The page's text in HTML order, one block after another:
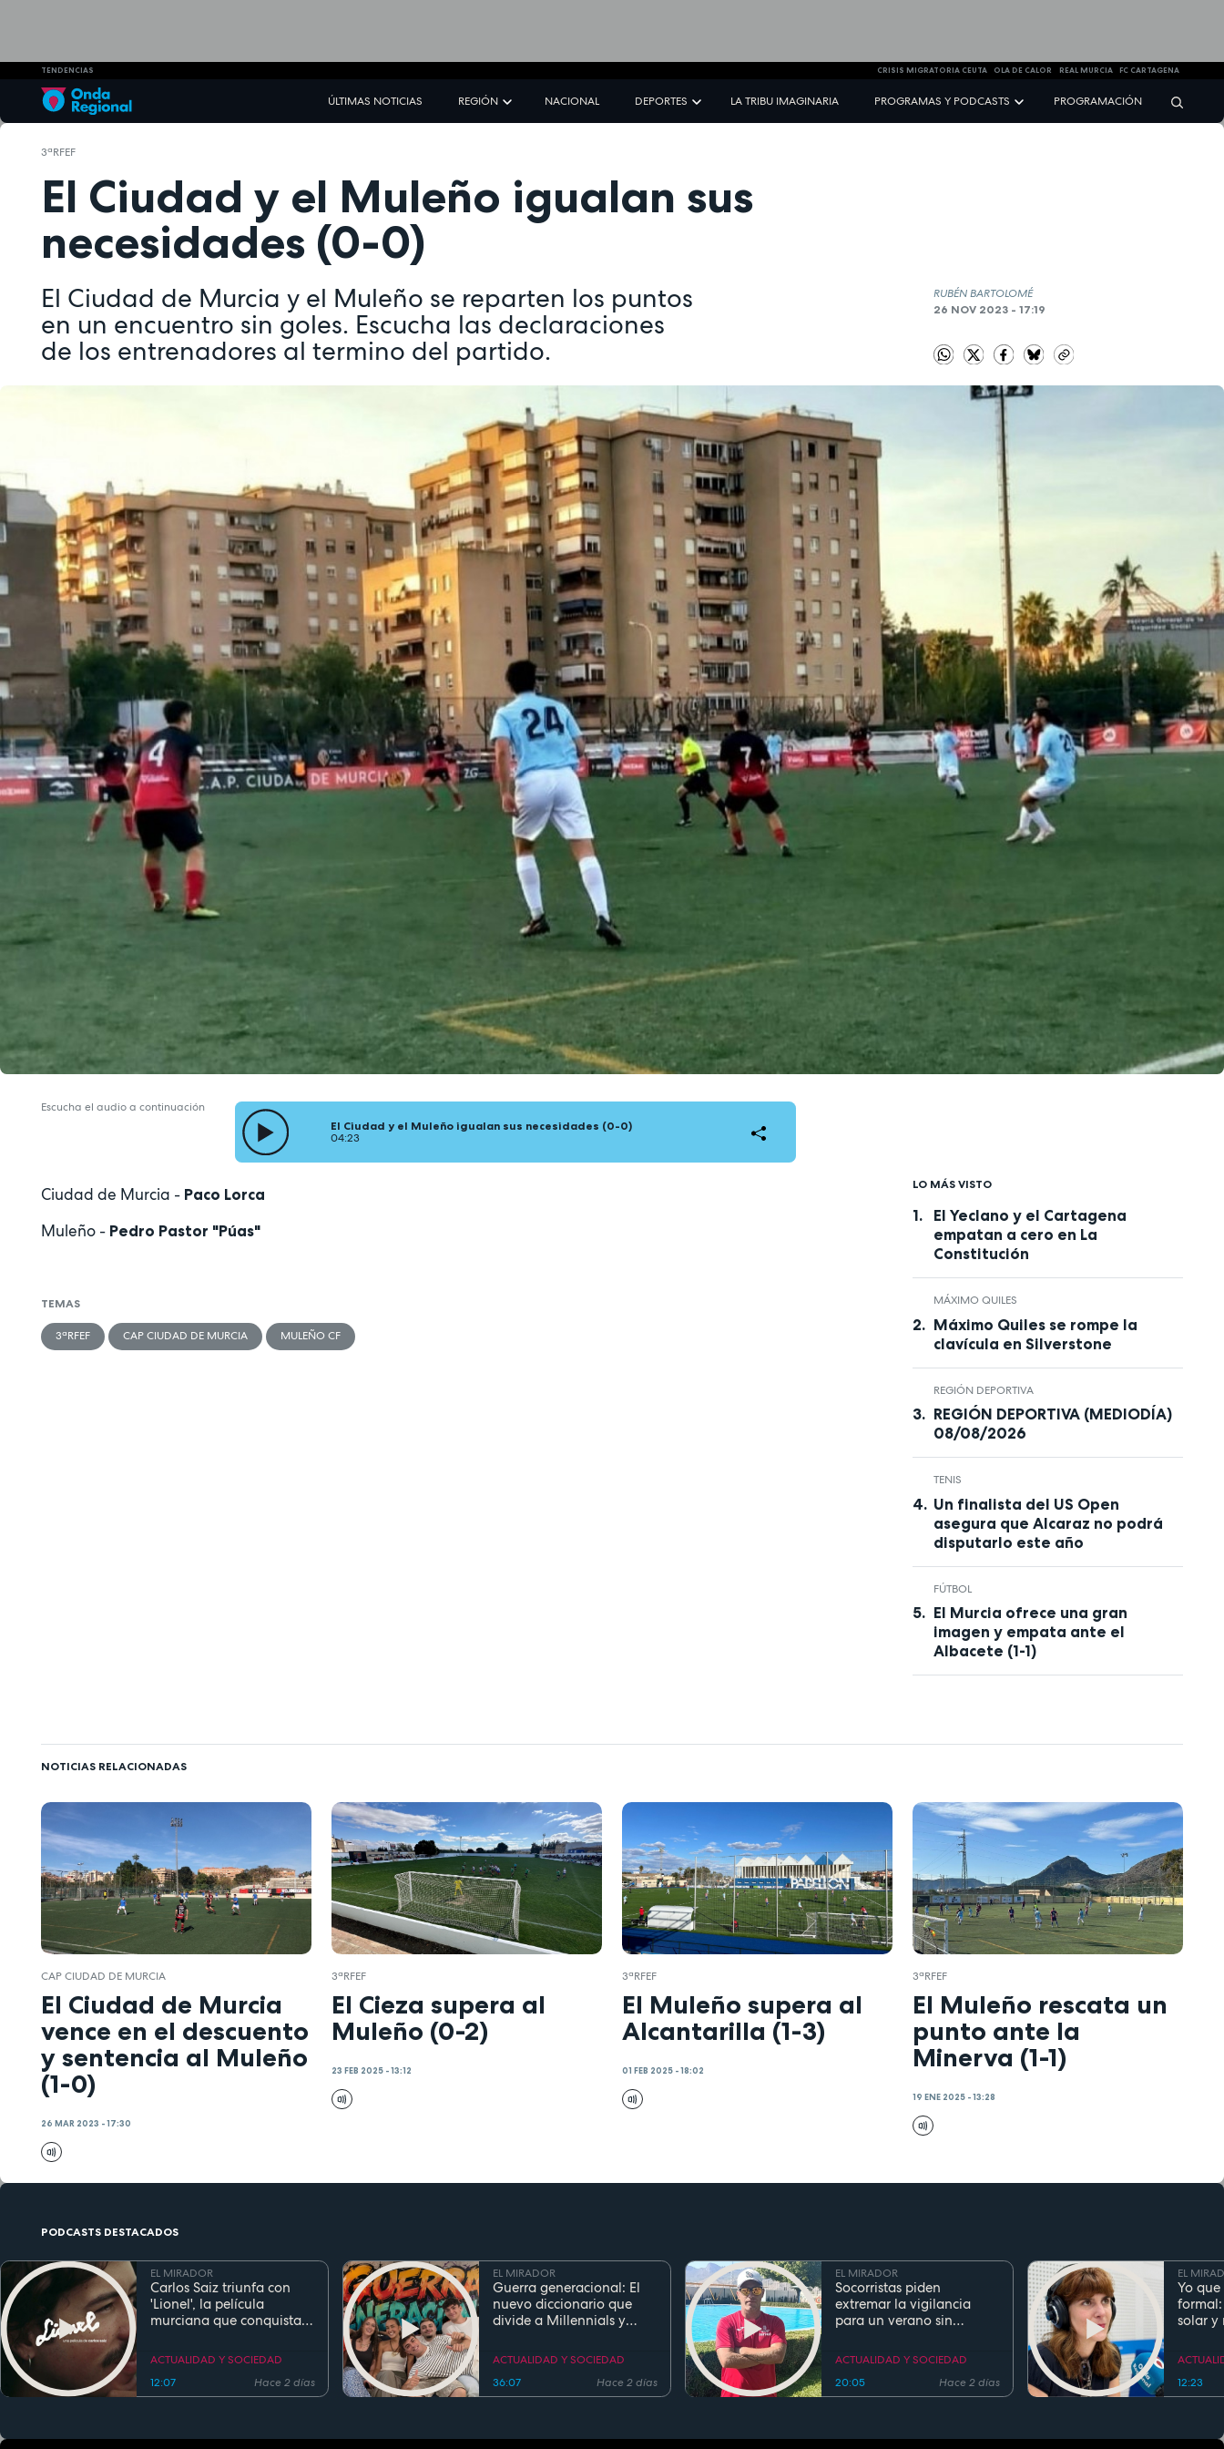
TENDENCIAS CRISIS MIGRATORIA CEUTA OLA DE CALOR REAL MURCIA FC CARTAGENA
ÚLTIMAS NOTICIAS REGIÓN NACIONAL DEPORTES LA TRIBU IMAGINARIA PROGRAMAS Y PODCASTS PROGRAMACIÓN
3ªRFEF
El Ciudad y el Muleño igualan sus
necesidades (0-0)
El Ciudad de Murcia y el Muleño se reparten los puntos
en un encuentro sin goles. Escucha las declaraciones
de los entrenadores al termino del partido.
RUBÉN BARTOLOMÉ
26 NOV 2023 - 17:19
Escucha el audio a continuación
El Ciudad y el Muleño igualan sus necesidades (0-0)
04:23
Ciudad de Murcia - Paco Lorca
Muleño - Pedro Pastor "Púas"
TEMAS
3ªRFEF CAP CIUDAD DE MURCIA MULEÑO CF
LO MÁS VISTO
El Yeclano y el Cartagena
empatan a cero en La
Constitución
MÁXIMO QUILES
Máximo Quiles se rompe la
clavícula en Silverstone
REGIÓN DEPORTIVA
REGIÓN DEPORTIVA (MEDIODÍA)
08/08/2026
TENIS
Un finalista del US Open
asegura que Alcaraz no podrá
disputarlo este año
FÚTBOL
El Murcia ofrece una gran
imagen y empata ante el
Albacete (1-1)
NOTICIAS RELACIONADAS
CAP CIUDAD DE MURCIA
El Ciudad de Murcia
vence en el descuento
y sentencia al Muleño
(1-0)
26 MAR 2023 - 17:30
3ªRFEF
El Cieza supera al
Muleño (0-2)
23 FEB 2025 - 13:12
3ªRFEF
El Muleño supera al
Alcantarilla (1-3)
01 FEB 2025 - 18:02
3ªRFEF
El Muleño rescata un
punto ante la
Minerva (1-1)
19 ENE 2025 - 13:28
PODCASTS DESTACADOS
EL MIRADOR
Carlos Saiz triunfa con
'Lionel', la película
murciana que conquista
estreno
ACTUALIDAD Y SOCIEDAD
12:07
Hace 2 días
EL MIRADOR
Guerra generacional: El
nuevo diccionario que
divide a Millennials y
ACTUALIDAD Y SOCIEDAD
36:07
Hace 2 días
EL MIRADOR
Socorristas piden
extremar la vigilancia
para un verano sin
regla de los 5 segundos
ACTUALIDAD Y SOCIEDAD
20:05
Hace 2 días
EL
Yo
solar y
12:23